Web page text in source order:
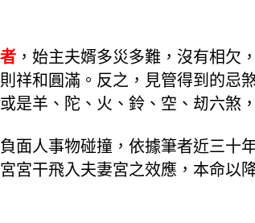
，始主夫婿多災多難，沒有相欠
祥和圓滿。反之，見管得到的忌
是羊、陀、火、鈴、空、刼六煞
面人事物碰撞，依據筆者近三十
宮干飛入夫妻宮之效應，本命以